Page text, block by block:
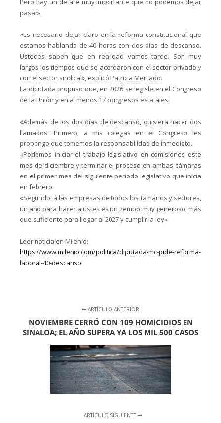
Pero hay un detalle muy importante que no podemos dejar
pasar».
«Es necesario dejar claro en la reforma constitucional que
estamos hablando de 40 horas con dos días de descanso.
Ustedes saben que en realidad vamos tarde. Son muy
largos los tiempos que se acordaron con el sector privado y
con el sector sindical», explicó Patricia Mercado.
La diputada propuso que, en 2026 se legisle en el Congreso
de la Unión y en al menos 17 congresos estatales.
«Además de los dos días de descanso, quisiera hacer dos
llamados. Primero, a mis colegas en el Congreso les
propongo que tomemos la responsabilidad de inmediato.
«Podemos iniciar el trabajo legislativo en comisiones este
mes de diciembre y terminar el proceso en ambas cámaras
en el primer mes del siguiente periodo legislativo que inicia
en febrero.
«Segundo, a las empresas de todos los tamaños y sectores,
un año para hacer ajustes es un tiempo muy generoso, más
que suficiente para llegar al 2027 y cumplir la ley».
Leer noticia en Milenio:
https://www.milenio.com/politica/diputada-mc-pide-reforma-
laboral-40-descanso
ARTÍCULO ANTERIOR
NOVIEMBRE CERRÓ CON 109 HOMICIDIOS EN
SINALOA; EL AÑO SUPERA YA LOS MIL 500 CASOS
ARTÍCULO SIGUIENTE